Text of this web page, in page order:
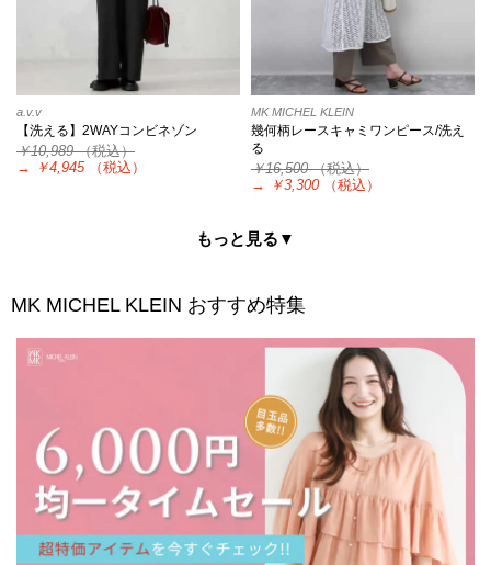
a.v.v
【洗える】2WAYコンビネゾン
￥10,989（税込）
→
￥4,945 （税込）
MK MICHEL KLEIN
幾何柄レースキャミワンピース/洗え
る
￥16,500（税込）
→
￥3,300 （税込）
もっと見る▼
MK MICHEL KLEIN おすすめ特集